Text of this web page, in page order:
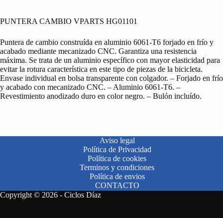
PUNTERA CAMBIO VPARTS HG01101
Puntera de cambio construída en aluminio 6061-T6 forjado en frío y
acabado mediante mecanizado CNC. Garantiza una resistencia
máxima. Se trata de un aluminio específico con mayor elasticidad para
evitar la rotura característica en este tipo de piezas de la bicicleta.
Envase individual en bolsa transparente con colgador. – Forjado en frío
y acabado con mecanizado CNC. – Aluminio 6061-T6. –
Revestimiento anodizado duro en color negro. – Bulón incluído.
Aviso legal
Política de Privacidad
Política de cookies
Terminos y condiciones
Política de envios
CONTACTO
Copyright © 2026 - Ciclos Díaz